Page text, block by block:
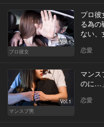
Vol.1
プロ彼女
プロ彼
る為の
ない、
恋愛
Vol.1
マンスプ男
マンス
のに…
恋愛